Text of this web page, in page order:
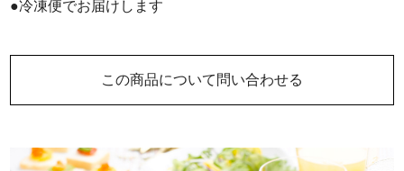
この商品について問い合わせる
●冷凍便でお届けします